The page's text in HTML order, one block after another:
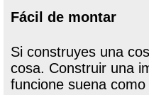
Fácil de montar
Si construyes una
cosa. Construir una
funcione suena